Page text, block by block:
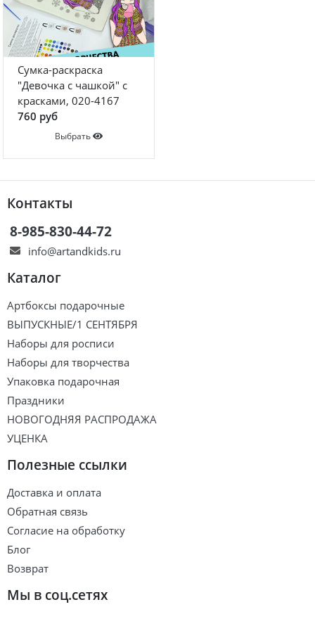
Сумка-раскраска
"Девочка с чашкой" с
красками, 020-4167
760 руб
Выбрать
Контакты
8-985-830-44-72
info@artandkids.ru
Каталог
Артбоксы подарочные
ВЫПУСКНЫЕ/1 СЕНТЯБРЯ
Наборы для росписи
Наборы для творчества
Упаковка подарочная
Праздники
НОВОГОДНЯЯ РАСПРОДАЖА
УЦЕНКА
Полезные ссылки
Доставка и оплата
Обратная связь
Согласие на обработку
Блог
Возврат
Мы в соц.сетях